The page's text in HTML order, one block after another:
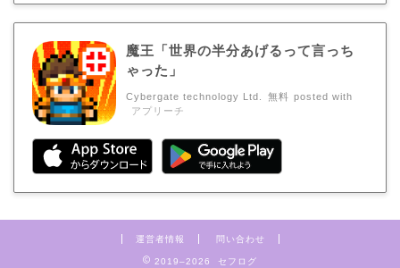
魔王「世界の半分あげるって言っち
ゃった」
Cybergate technology Ltd. 無料 posted with
アプリーチ
運営者情報 問い合わせ
2019–2026 セフログ